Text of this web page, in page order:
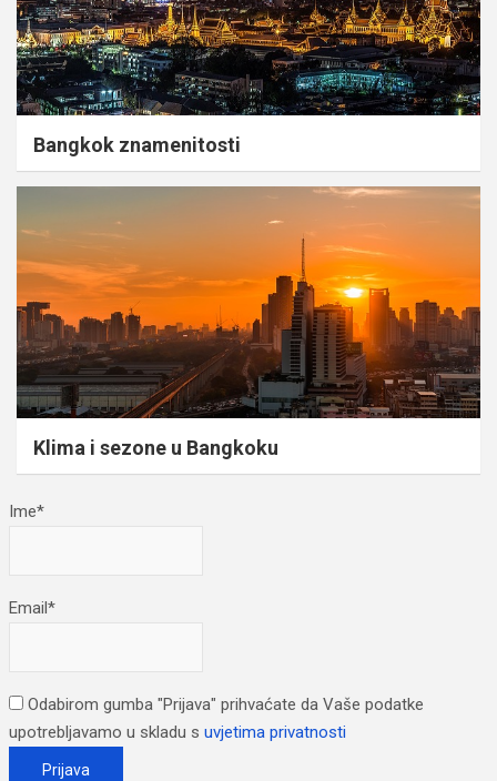
Bangkok znamenitosti
Klima i sezone u Bangkoku
Ime*
Email*
Odabirom gumba "Prijava" prihvaćate da Vaše podatke
upotrebljavamo u skladu s uvjetima privatnosti